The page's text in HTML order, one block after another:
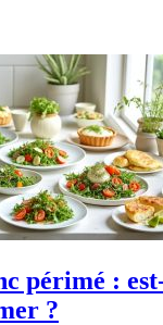
périmé :
?